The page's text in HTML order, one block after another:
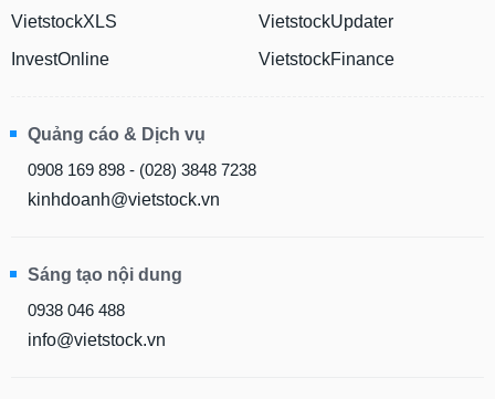
VietstockXLS
InvestOnline
VietstockUpdater
VietstockFinance
Quảng cáo & Dịch vụ
0908 169 898 - (028) 3848 7238
kinhdoanh@vietstock.vn
Sáng tạo nội dung
0938 046 488
info@vietstock.vn